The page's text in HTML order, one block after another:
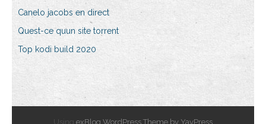
Canelo jacobs en direct
Quest-ce quun site torrent
Top kodi build 2020
Using exBlog WordPress Theme by YayPress